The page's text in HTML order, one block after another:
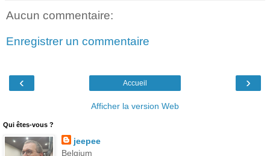
Aucun commentaire:
Enregistrer un commentaire
‹ ›
Accueil
Afficher la version Web
Qui êtes-vous ?
jeepee
Belgium